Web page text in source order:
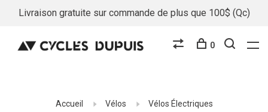
Livraison gratuite sur commande de plus que 100$ (Qc)
0
Accueil Vélos Vélos Électriques